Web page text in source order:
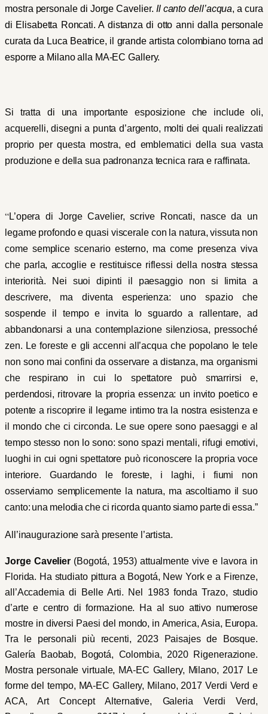
mostra personale di Jorge Cavelier. Il canto dell’acqua, a cura
di Elisabetta Roncati. A distanza di otto anni dalla personale
curata da Luca Beatrice, il grande artista colombiano torna ad
esporre a Milano alla MA-EC Gallery.
Si tratta di una importante esposizione che include oli,
acquerelli, disegni a punta d’argento, molti dei quali realizzati
proprio per questa mostra, ed emblematici della sua vasta
produzione e della sua padronanza tecnica rara e raffinata.
“L’opera di Jorge Cavelier, scrive Roncati, nasce da un
legame profondo e quasi viscerale con la natura, vissuta non
come semplice scenario esterno, ma come presenza viva
che parla, accoglie e restituisce riflessi della nostra stessa
interiorità. Nei suoi dipinti il paesaggio non si limita a
descrivere,
ma diventa esperienza: uno spazio
che
sospende
il tempo e invita lo sguardo a rallentare, ad
abbandonarsi a una contemplazione silenziosa, pressoché
zen. Le foreste e gli accenni all’acqua che popolano le tele
non sono mai confini da osservare a distanza, ma organismi
che
respirano in cui lo spettatore può smarrirsi
e,
perdendosi, ritrovare la propria essenza: un invito poetico e
potente a riscoprire il legame intimo tra la nostra esistenza e
il mondo che ci circonda. Le sue opere sono paesaggi e al
tempo stesso non lo sono: sono spazi mentali, rifugi emotivi,
luoghi in cui ogni spettatore può riconoscere la propria voce
interiore.
Guardando le foreste, i laghi, i fiumi
non
osserviamo semplicemente la natura, ma ascoltiamo il
suo
canto: una melodia checi ricorda quanto siamo partedi essa.”
All’inaugurazione sarà presente l’artista.
Jorge Cavelier (Bogotá, 1953) attualmente vive e lavora in
Florida. Ha studiato pittura a Bogotá, New York e a Firenze,
all’Accademia di Belle Arti. Nel 1983 fonda Trazo, studio
d’arte e centro di formazione. Ha al suo attivo numerose
mostre in diversi Paesi del mondo, in America, Asia, Europa.
Tra le personali più recenti, 2023 Paisajes de Bosque.
Galería Baobab, Bogotá, Colombia, 2020 Rigenerazione.
Mostra personale virtuale, MA-EC Gallery, Milano, 2017 Le
forme del tempo, MA-EC Gallery, Milano, 2017 Verdi Verd e
ACA, Art Concept Alternative, Galeria Verdi Verd,